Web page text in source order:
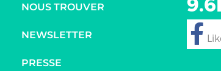
NOUS TROUVER
NEWSLETTER
PRESSE
follow